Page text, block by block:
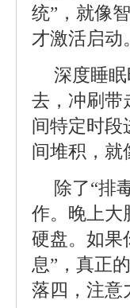
统”，就像
才激活启动
深度睡
去，冲刷带
间特定时段
间堆积，就
除了“排
作。晚上大
硬盘。如果
息”，真正
落四，注意